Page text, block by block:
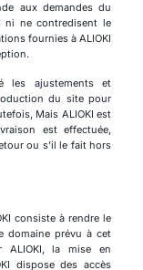
aux demandes du
ni ne contredisent le
fournies à ALIOKI
les ajustements et
du site pour
Mais ALIOKI est
est effectuée,
ou s’il le fait hors
consiste à rendre le
domaine prévu à cet
ALIOKI, la mise en
dispose des accès